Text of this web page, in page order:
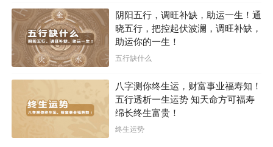
的魅力吸引，这也使得他们的桃花运势比较旺盛，同时也
带动了偏财运势的提升。他们一生能够拥有许多财富和致
富机会，不会为物质而烦忧。
同时，属猴的双子座在情感生活方面也非常有主见，
不会随波逐流，懂得倾听自己内心的声音。虽然双子座在
做事方面情绪化比较严重，但属猴的双子座则具备理性和
感情兼具的特质，能够根据自己的喜好来过舒适的生活，
阴阳五行，调旺补缺，助运一生！通
晓五行，把控起伏波澜，调旺补缺，
助运你的一生！
五行缺什么
八字测你终生运，财富事业福寿知！
五行透析一生运势 知天命方可福寿
绵长终生富贵！
终生运势